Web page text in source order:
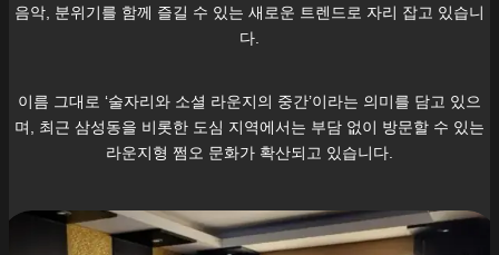
음악, 분위기를 함께 즐길 수 있는 새로운 트렌드로 자리 잡고 있습니
다.
이름 그대로 ‘술자리와 소셜 라운지의 중간’이라는 의미를 담고 있으
며, 최근 삼성동을 비롯한 도심 지역에서는 부담 없이 방문할 수 있는
라운지형 쩜오 문화가 확산되고 있습니다.